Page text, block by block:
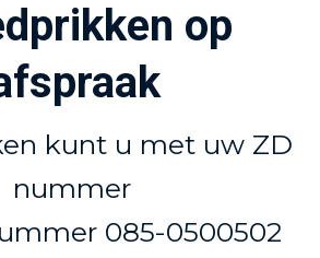
op
kunt u met uw ZD
nummer
085-0500502